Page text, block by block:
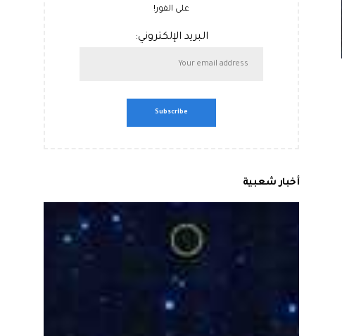
على الفور!
البريد الإلكتروني:
أخبار شعبية